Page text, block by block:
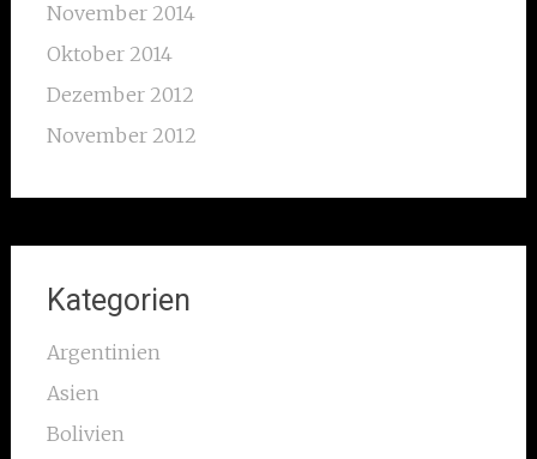
November 2014
Oktober 2014
Dezember 2012
November 2012
Kategorien
Argentinien
Asien
Bolivien